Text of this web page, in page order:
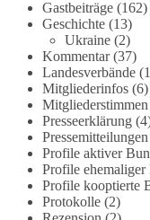
Eine demokratische
unbequeme Fragen zu
Fragen offen zu stellen
beantworten.
dieBasis fordert
unabhängige,
Aufarbeitung der
Denkverbote, ohne
Tabus.
Gastbeiträge(162)
Geschichte(13)
Ukraine(2)
Kommentar(37)
Landesverbände
Mitgliederinfos(6)
Mitgliederstimmen
Presseerklärung
Pressemitteilungen
Profile aktiver
Profile ehemaliger
Profile kooptierte
Protokolle(2)